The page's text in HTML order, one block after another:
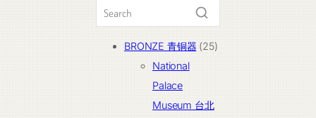
BRONZE 青铜器 2525
品
National
Palace
Museum 台北